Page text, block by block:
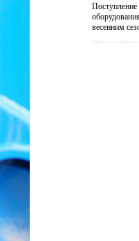
весенним